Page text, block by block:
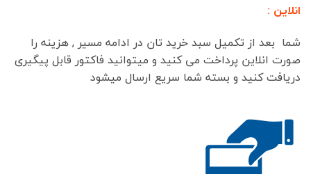
انلاین :
شما بعد از تکمیل سبد خرید تان در ادامه مسیر , هزینه را
صورت انلاین پرداخت می کنید و میتوانید فاکتور قابل پیگیری
دریافت کنید و بسته شما سریع ارسال میشود